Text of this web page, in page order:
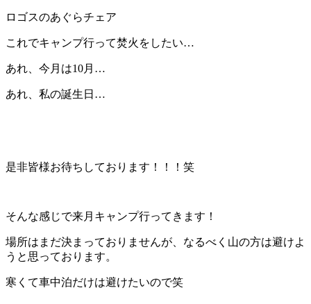
ロゴスのあぐらチェア
これでキャンプ行って焚火をしたい…
あれ、今月は10月…
あれ、私の誕生日…
是非皆様お待ちしております！！！笑
そんな感じで来月キャンプ行ってきます！
場所はまだ決まっておりませんが、なるべく山の方は避けよ
うと思っております。
寒くて車中泊だけは避けたいので笑